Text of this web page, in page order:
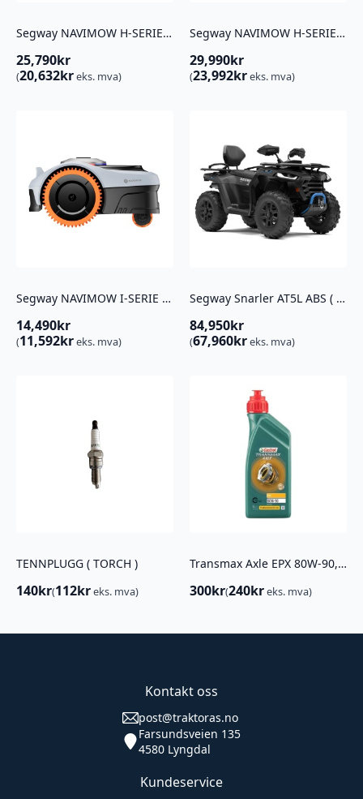
Segway NAVIMOW H-SERIE H215E Robotgressklipper – opptil 1 500 m²
25,790kr
(20,632kreks. mva)
Segway NAVIMOW H-SERIE H230E Robotgressklipper – opptil 3 000 m²
29,990kr
(23,992kreks. mva)
Segway NAVIMOW I-SERIE I210E MED TREHJULSTREKK (AWD)
14,490kr
(11,592kreks. mva)
Segway Snarler AT5L ABS ( T3B)
84,950kr
(67,960kreks. mva)
TENNPLUGG ( TORCH )
140kr(112kreks. mva)
Transmax Axle EPX 80W-90, 1L H N3
300kr(240kreks. mva)
Kontakt oss
post@traktoras.no
Farsundsveien 135
4580 Lyngdal
Kundeservice